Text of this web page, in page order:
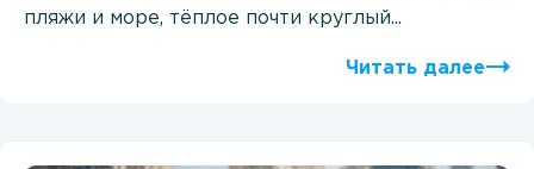
пляжи и море, тёплое почти круглый...
Читать далее